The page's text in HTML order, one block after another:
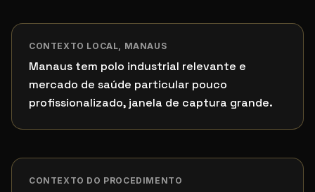
CONTEXTO LOCAL, MANAUS
Manaus tem polo industrial relevante e
mercado de saúde particular pouco
profissionalizado, janela de captura grande.
CONTEXTO DO PROCEDIMENTO